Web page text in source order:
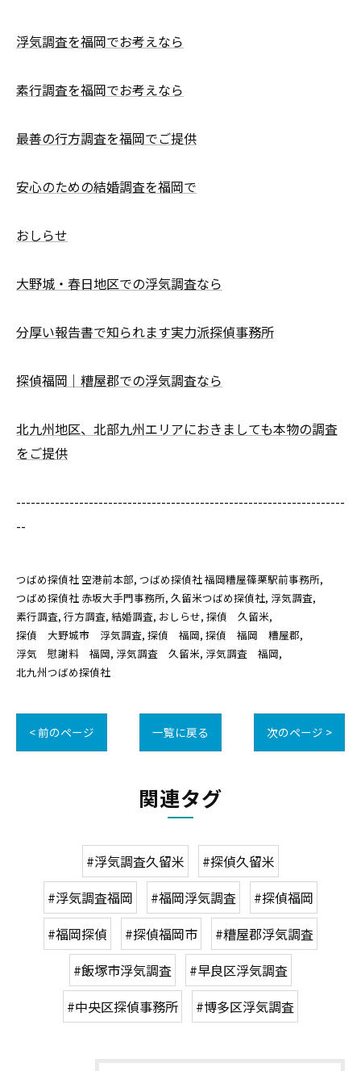
浮気調査を福岡でお考えなら
素行調査を福岡でお考えなら
最善の行方調査を福岡でご提供
安心のための結婚調査を福岡で
おしらせ
大野城・春日地区での浮気調査なら
分厚い報告書で知られます実力派探偵事務所
探偵福岡｜糟屋郡での浮気調査なら
北九州地区、北部九州エリアにおきましても本物の調査
をご提供
--------------------------------------------------------------------
--
つばめ探偵社 空港前本部 つばめ探偵社 福岡糟屋篠栗駅前事務所
つばめ探偵社 赤坂大手門事務所 久留米つばめ探偵社 浮気調査
素行調査 行方調査 結婚調査 おしらせ 探偵 久留米
探偵 大野城市 浮気調査 探偵 福岡 探偵 福岡 糟屋郡
浮気 慰謝料 福岡 浮気調査 久留米 浮気調査 福岡
北九州つばめ探偵社
< 前のページ 一覧に戻る 次のページ >
関連タグ
#浮気調査久留米
#探偵久留米
#浮気調査福岡
#福岡浮気調査
#探偵福岡
#福岡探偵
#探偵福岡市
#糟屋郡浮気調査
#飯塚市浮気調査
#早良区浮気調査
#中央区探偵事務所
#博多区浮気調査